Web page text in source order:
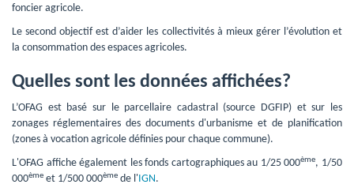
foncier agricole.
Le second objectif est d’aider les collectivités à mieux gérer l’évolution et
la consommation des espaces agricoles.
Quelles sont les données affichées?
L’OFAG est basé sur le parcellaire cadastral (source DGFIP) et sur les
zonages réglementaires des documents d'urbanisme et de planification
(zones à vocation agricole définies pour chaque commune).
L'OFAG affiche également les fonds cartographiques au 1/25 000ème, 1/50
000ème et 1/500 000ème de l' IGN .